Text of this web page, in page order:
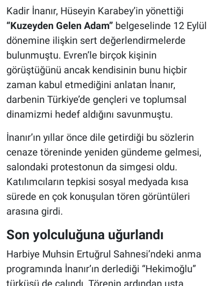
Kadir İnanır, Hüseyin Karabey’in yönettiği
“Kuzeyden Gelen Adam”belgeselinde 12 Eylül
dönemine ilişkin sert değerlendirmelerde
bulunmuştu. Evren’le birçok kişinin
görüştüğünü ancak kendisinin bunu hiçbir
zaman kabul etmediğini anlatan İnanır,
darbenin Türkiye’de gençleri ve toplumsal
dinamizmi hedef aldığını savunmuştu.
İnanır’ın yıllar önce dile getirdiği bu sözlerin
cenaze töreninde yeniden gündeme gelmesi,
salondaki protestonun da simgesi oldu.
Katılımcıların tepkisi sosyal medyada kısa
sürede en çok konuşulan tören görüntüleri
arasına girdi.
Son yolculuğuna uğurlandı
Harbiye Muhsin Ertuğrul Sahnesi’ndeki anma
programında İnanır’ın derlediği “Hekimoğlu”
türküsü de çalındı. Törenin ardından usta